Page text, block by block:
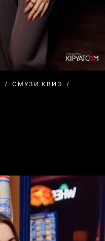
СМУЗИ КВИЗ